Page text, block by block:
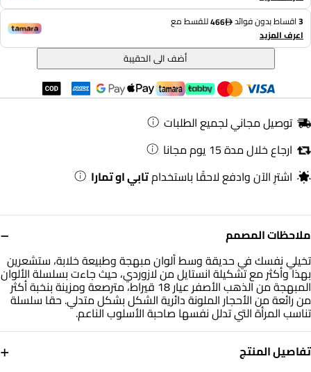
ملاحظات المصمم −
تخيلي نفسك في حديقة وسط ألوان مبهجة وطبيعة خلابة، ستشعرين
بهذا وأكثر مع تشكيلة انستايل من لازوردي، حيث جاءت بسلسلة الألوان
المبهجة من الذهب الأصفر عيار 18 قيراط، مترصعة ومزينة بنخبة أكثر
من رائعة من الأحجار الملونة دائرية الشكل بشكل متدلي. حقا سلسلة
تناسب المرأة التي تدلل نفسها صاحبة الأسلوب الناعم.
تفاصيل المنتج
+
3اقساط بدون فوائد 466للقسط مع
اعرف المزيد
أضف الى الحقيبة
توصيل مجاني لجميع الطلبات
ارجاع خلال مدة 15 يوم مجانا
اشترِ الآن وادفع لاحقًا باستخدامتابي او تمارا